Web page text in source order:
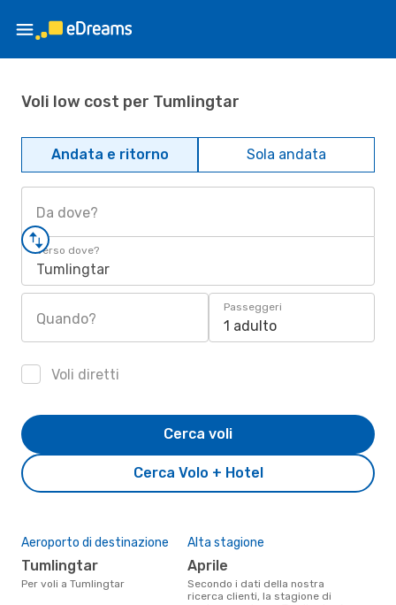
Voli low cost per Tumlingtar
Andata e ritorno Sola andata
Da dove?
Verso dove?
Tumlingtar
Quando?
Passeggeri
1 adulto
Voli diretti
Cerca Volo + Hotel
Cerca voli
Aeroporto di destinazione
Tumlingtar
Per voli a Tumlingtar
Alta stagione
aprile
Secondo i dati della nostra
ricerca clienti, la stagione di